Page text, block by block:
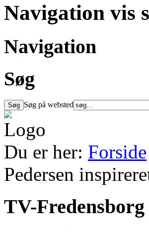
Navigation vis
Navigation
Søg
Søg på websted
Du er her: Forside
Pedersen
TV-Fredensborg